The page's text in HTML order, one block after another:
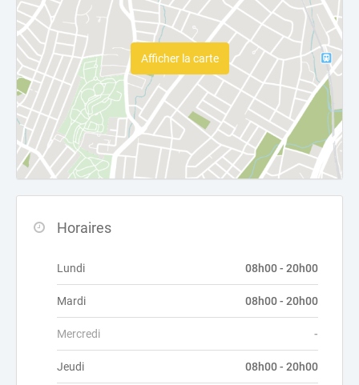
Afficher la carte
Horaires
Lundi 08h00 - 20h00
Mardi 08h00 - 20h00
Mercredi -
Jeudi 08h00 - 20h00